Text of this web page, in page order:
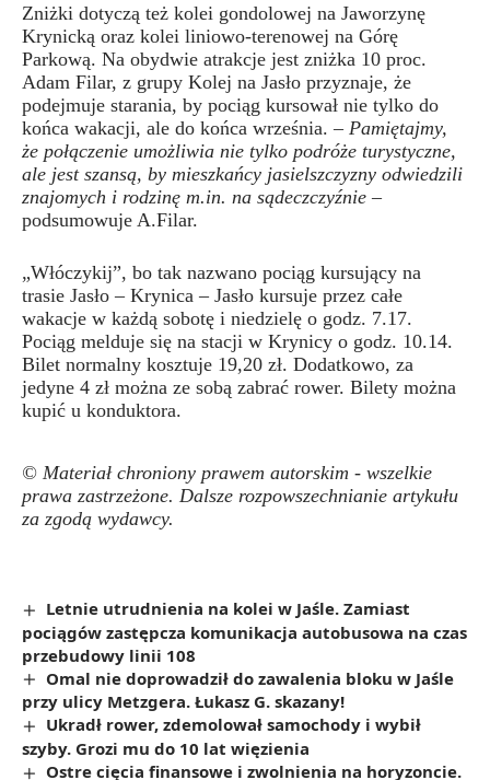
Zniżki dotyczą też kolei gondolowej na Jaworzynę
Krynicką oraz kolei liniowo-terenowej na Górę
Parkową. Na obydwie atrakcje jest zniżka 10 proc.
Adam Filar, z grupy Kolej na Jasło przyznaje, że
podejmuje starania, by pociąg kursował nie tylko do
końca wakacji, ale do końca września. – Pamiętajmy,
że połączenie umożliwia nie tylko podróże turystyczne,
ale jest szansą, by mieszkańcy jasielszczyzny odwiedzili
znajomych i rodzinę m.in. na sądeczczyźnie–
podsumowuje A.Filar.
„Włóczykij”, bo tak nazwano pociąg kursujący na
trasie Jasło – Krynica – Jasło kursuje przez całe
wakacje w każdą sobotę i niedzielę o godz. 7.17.
Pociąg melduje się na stacji w Krynicy o godz. 10.14.
Bilet normalny kosztuje 19,20 zł. Dodatkowo, za
jedyne 4 zł można ze sobą zabrać rower. Bilety można
kupić u konduktora.
© Materiał chroniony prawem autorskim - wszelkie
prawa zastrzeżone. Dalsze rozpowszechnianie artykułu
za zgodą wydawcy.
Letnie utrudnienia na kolei w Jaśle. Zamiast
pociągów zastępcza komunikacja autobusowa na czas
przebudowy linii 108
Omal nie doprowadził do zawalenia bloku w Jaśle
przy ulicy Metzgera. Łukasz G. skazany!
Ukradł rower, zdemolował samochody i wybił
szyby. Grozi mu do 10 lat więzienia
Ostre cięcia finansowe i zwolnienia na horyzoncie.